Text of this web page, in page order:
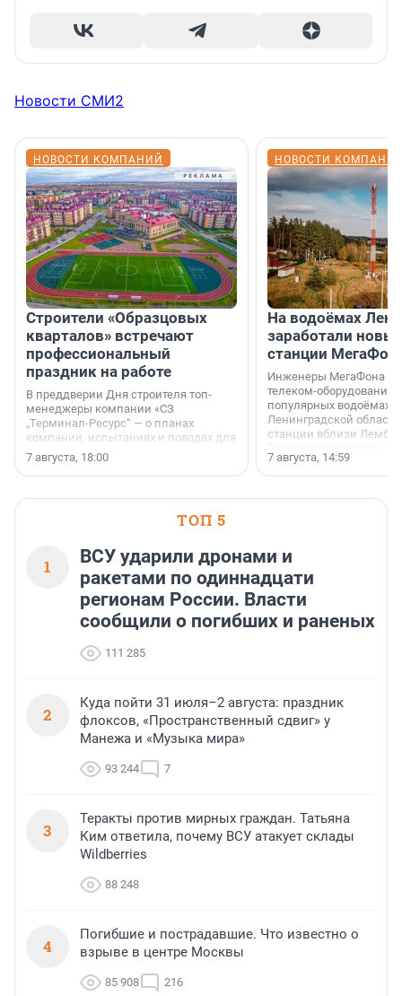
Новости СМИ2
НОВОСТИ КОМПАНИЙ
Строители «Образцовых
кварталов» встречают
профессиональный
праздник на работе
В преддверии Дня строителя топ-
менеджеры компании «СЗ
„Терминал-Ресурс“ — о планах
компании, испытаниях и поводах для
осторожного оптимизма.
7 августа, 18:00
НОВОСТИ
На водоёмах
заработали
станции
Инженеры МегаФона
телеком-оборудование
популярных водоёмах
Ленинградской
станции вблизи
недалеко от Большого
водопада.
7 августа, 14:59
ТОП 5
1
ВСУ ударили дронами и
ракетами по одиннадцати
регионам России. Власти
сообщили о погибших и раненых
111 285
2
Куда пойти 31 июля–2 августа: праздник
флоксов, «Пространственный сдвиг» у
Манежа и «Музыка мира»
93 244 7
3
Теракты против мирных граждан. Татьяна
Ким ответила, почему ВСУ атакует склады
Wildberries
88 248
4
Погибшие и пострадавшие. Что известно о
взрыве в центре Москвы
85 908 216